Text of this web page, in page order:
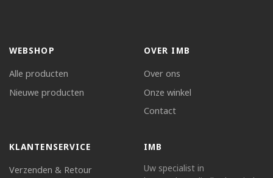
WEBSHOP
Alle producten
Nieuwe producten
OVER IMB
Over ons
Onze winkel
Contact
KLANTENSERVICE
Verzenden & Retour
IMB
Uw specialist in